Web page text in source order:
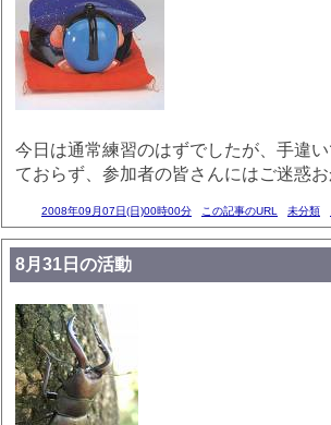
今日は通常練習のはずでしたが、手違
ておらず、参加者の皆さんにはご迷惑
2008年09月07日(日)00時00分 この記事のURL 未分類
8月31日の活動